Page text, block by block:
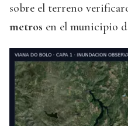
sobre el terreno
metros en el municipio